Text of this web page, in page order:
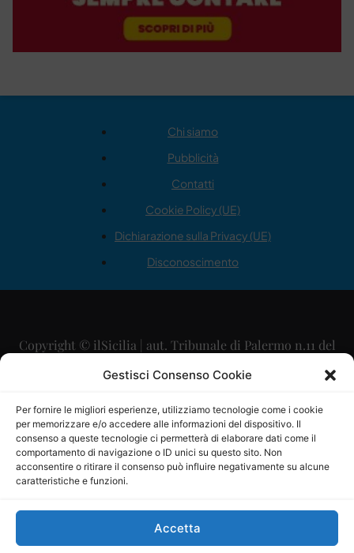
Gestisci Consenso Cookie
Per fornire le migliori esperienze, utilizziamo tecnologie come i cookie
per memorizzare e/o accedere alle informazioni del dispositivo. Il
consenso a queste tecnologie ci permetterà di elaborare dati come il
comportamento di navigazione o ID unici su questo sito. Non
acconsentire o ritirare il consenso può influire negativamente su alcune
caratteristiche e funzioni.
Accetta
Chi siamo
Pubblicità
Contatti
Cookie Policy (UE)
Dichiarazione sulla Privacy (UE)
Disconoscimento
Copyright © ilSicilia | aut. Tribunale di Palermo n.11 del
29/09/2015
Direttore Editoriale: Maurizio Scaglione
Direttore Responsabile: Maria Calabrese
P.IVA: 06334930820
Mercurio Comunicazione Società Cooperativa a r.l. è